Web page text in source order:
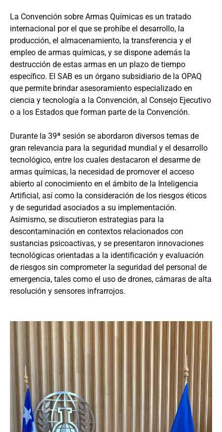
La Convención sobre Armas Químicas es un tratado
internacional por el que se prohíbe el desarrollo, la
producción, el almacenamiento, la transferencia y el
empleo de armas químicas, y se dispone además la
destrucción de estas armas en un plazo de tiempo
específico. El SAB es un órgano subsidiario de la OPAQ
que permite brindar asesoramiento especializado en
ciencia y tecnología a la Convención, al Consejo Ejecutivo
o a los Estados que forman parte de la Convención.
Durante la 39ª sesión se abordaron diversos temas de
gran relevancia para la seguridad mundial y el desarrollo
tecnológico, entre los cuales destacaron el desarme de
armas químicas, la necesidad de promover el acceso
abierto al conocimiento en el ámbito de la Inteligencia
Artificial, así como la consideración de los riesgos éticos
y de seguridad asociados a su implementación.
Asimismo, se discutieron estrategias para la
descontaminación en contextos relacionados con
sustancias psicoactivas, y se presentaron innovaciones
tecnológicas orientadas a la identificación y evaluación
de riesgos sin comprometer la seguridad del personal de
emergencia, tales como el uso de drones, cámaras de alta
resolución y sensores infrarrojos.